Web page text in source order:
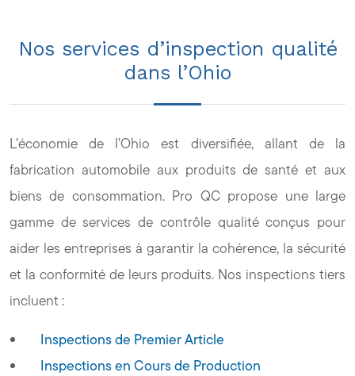
Nos services d’inspection qualité
dans l’Ohio
L’économie de l’Ohio est diversifiée, allant de la
fabrication automobile aux produits de santé et aux
biens de consommation. Pro QC propose une large
gamme de services de contrôle qualité conçus pour
aider les entreprises à garantir la cohérence, la sécurité
et la conformité de leurs produits. Nos inspections tiers
incluent :
Inspections de Premier Article
Inspections en Cours de Production